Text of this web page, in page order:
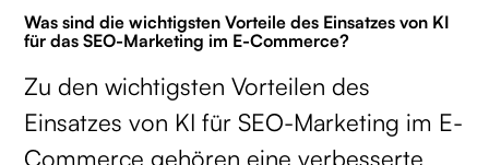
Was sind die wichtigsten Vorteile des Einsatzes von KI
für das SEO-Marketing im E-Commerce?
Zu den wichtigsten Vorteilen des
Einsatzes von KI für SEO-Marketing im E-
Commerce gehören eine verbesserte